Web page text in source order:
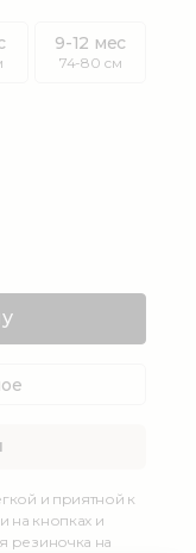
9-12 мес
74-80 см
и приятной к
на кнопках и
резиночка на